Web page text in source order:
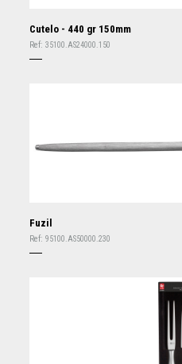
Cutelo - 440 gr 150mm
Ref: 35100.AS24000.150
Fuzil
Ref: 95100.AS50000.230